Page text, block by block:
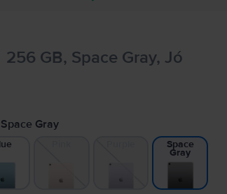
256 GB, Space Gray, Jó
Space Gray
Space
Gray